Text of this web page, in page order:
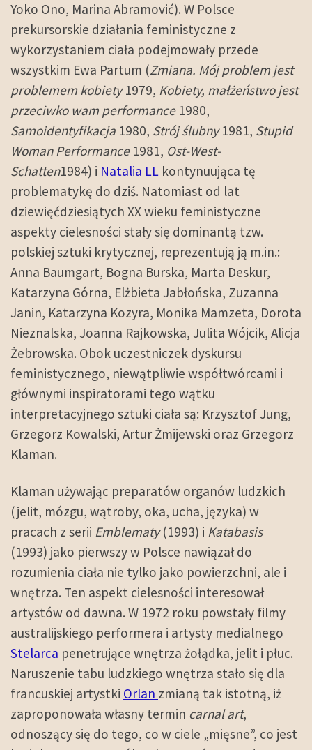
Yoko Ono, Marina Abramović). W Polsce
prekursorskie działania feministyczne z
wykorzystaniem ciała podejmowały przede
wszystkim Ewa Partum (Zmiana. Mój problem jest
problemem kobiety1979, Kobiety, małżeństwo jest
przeciwko wam performance1980,
Samoidentyfikacja 1980, Strój ślubny1981, Stupid
Woman Performance1981, Ost-West-
Schatten1984) i Natalia LL kontynuująca tę
problematykę do dziś. Natomiast od lat
dziewięćdziesiątych XX wieku feministyczne
aspekty cielesności stały się dominantą tzw.
polskiej sztuki krytycznej, reprezentują ją m.in.:
Anna Baumgart, Bogna Burska, Marta Deskur,
Katarzyna Górna, Elżbieta Jabłońska, Zuzanna
Janin, Katarzyna Kozyra, Monika Mamzeta, Dorota
Nieznalska, Joanna Rajkowska, Julita Wójcik, Alicja
Żebrowska. Obok uczestniczek dyskursu
feministycznego, niewątpliwie współtwórcami i
głównymi inspiratorami tego wątku
interpretacyjnego sztuki ciała są: Krzysztof Jung,
Grzegorz Kowalski, Artur Żmijewski oraz Grzegorz
Klaman.
Klaman używając preparatów organów ludzkich
(jelit, mózgu, wątroby, oka, ucha, języka) w
pracach z serii Emblematy(1993) i Katabasis
(1993) jako pierwszy w Polsce nawiązał do
rozumienia ciała nie tylko jako powierzchni, ale i
wnętrza. Ten aspekt cielesności interesował
artystów od dawna. W 1972 roku powstały filmy
australijskiego performera i artysty medialnego
Stelarca penetrujące wnętrza żołądka, jelit i płuc.
Naruszenie tabu ludzkiego wnętrza stało się dla
francuskiej artystki Orlan zmianą tak istotną, iż
zaproponowała własny termin carnal art,
odnoszący się do tego, co w ciele „mięsne”, co jest